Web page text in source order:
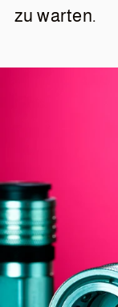
zu warten.